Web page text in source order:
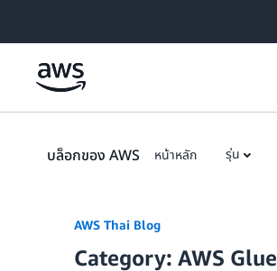
บล็อกของ AWS หน้าหลัก รุ่น
AWS Thai Blog
Category: AWS Glue